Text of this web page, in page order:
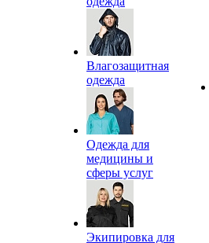
Влагозащитная
одежда
Одежда для
медицины и
сферы услуг
Экипировка для